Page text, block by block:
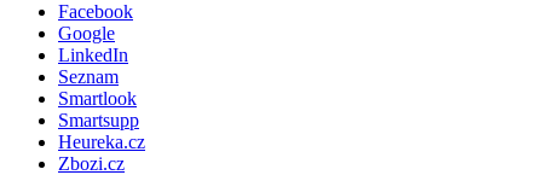
Facebook
Google
LinkedIn
Seznam
Smartlook
Smartsupp
Heureka.cz
Zbozi.cz